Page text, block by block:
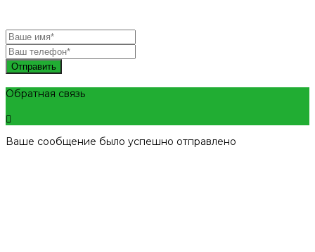
Отправить
Обратная связь
Ваше сообщение было успешно отправлено